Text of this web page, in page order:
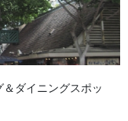
ダイニングスポッ